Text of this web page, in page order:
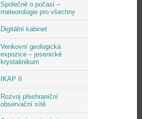
Společně o počasí –
meteorologie pro všechny
Digitální kabinet
Venkovní geologická
expozice – jesenické
krystalinikum
IKAP II
Rozvoj přeshraniční
observační sítě